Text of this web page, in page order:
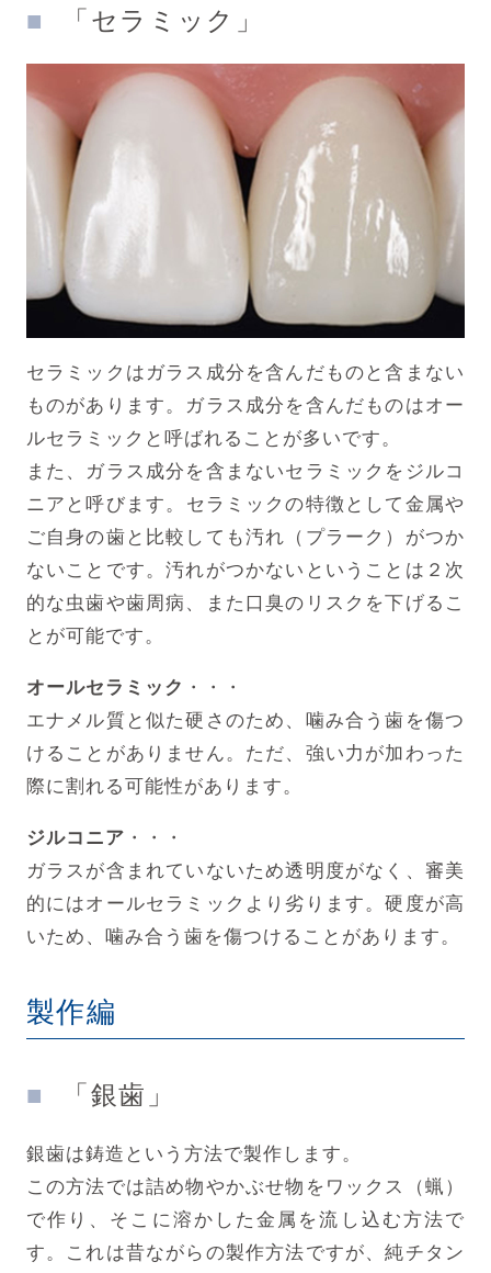
「セラミック」
セラミックはガラス成分を含んだものと含まない
ものがあります。ガラス成分を含んだものはオー
ルセラミックと呼ばれることが多いです。
また、ガラス成分を含まないセラミックをジルコ
ニアと呼びます。 セラミックの特徴として金属や
ご自身の歯と比較しても汚れ（プラーク）がつか
ないことです。汚れがつかないということは２次
的な虫歯や歯周病、また口臭のリスクを下げるこ
とが可能です。
オールセラミック ・・・
エナメル質と似た硬さのため、噛み合う歯を傷つ
けることがありません。 ただ、強い力が加わった
際に割れる可能性があります。
ジルコニア ・・・
ガラスが含まれていないため透明度がなく、審美
的にはオールセラミックより劣ります。硬度が高
いため、噛み合う歯を傷つけることがあります。
製作編
「銀歯」
銀歯は鋳造という方法で製作します。
この方法では詰め物やかぶせ物をワックス（蝋）
で作り、そこに溶かした金属を流し込む方法で
す。これは昔ながらの製作方法ですが、純チタン